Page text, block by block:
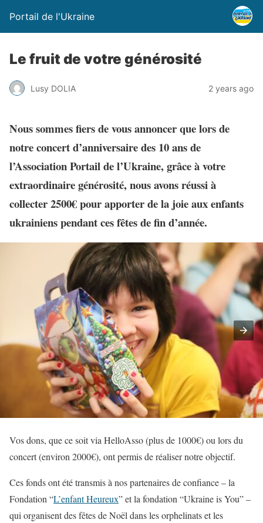
Portail de l'Ukraine
Le fruit de votre générosité
Lusy DOLIA 2 years ago
Nous sommes fiers de vous annoncer que lors de
notre concert d’anniversaire des 10 ans de
l’Association Portail de l’Ukraine, grâce à votre
extraordinaire générosité, nous avons réussi à
collecter 2500€ pour apporter de la joie aux enfants
ukrainiens pendant ces fêtes de fin d’année.
Vos dons, que ce soit via HelloAsso (plus de 1000€) ou lors du
concert (environ 2000€), ont permis de réaliser notre objectif.
Ces fonds ont été transmis à nos partenaires de confiance – la
Fondation “L’enfant Heureux” et la fondation “Ukraine is You” –
qui organisent des fêtes de Noël dans les orphelinats et les